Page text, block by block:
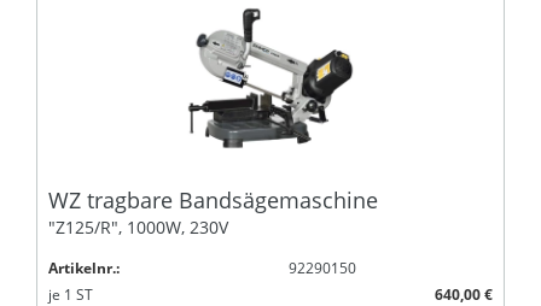
WZ tragbare Bandsägemaschine
"Z125/R", 1000W, 230V
Artikelnr.:
92290150
je 1 ST 640,00 €